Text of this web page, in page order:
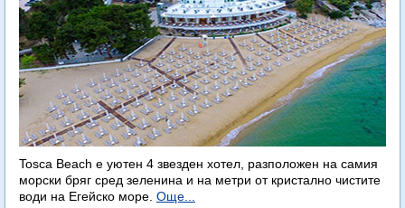
Tosca Beach е уютен 4 звезден хотел, разположен на самия
морски бряг сред зеленина и на метри от кристално чистите
води на Егейско море. Още...